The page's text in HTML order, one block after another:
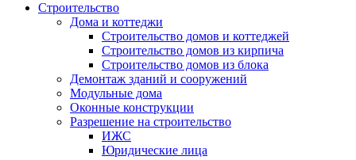
Строительство
Дома и коттеджи
Строительство домов и коттеджей
Строительство домов из кирпича
Строительство домов из блока
Демонтаж зданий и сооружений
Модульные дома
Оконные конструкции
Разрешение на строительство
ИЖС
Юридические лица